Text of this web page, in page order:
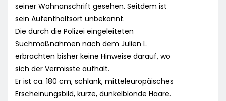
seiner Wohnanschrift gesehen. Seitdem ist
sein Aufenthaltsort unbekannt.
Die durch die Polizei eingeleiteten
Suchmaßnahmen nach dem Julien L.
erbrachten bisher keine Hinweise darauf, wo
sich der Vermisste aufhält.
Er ist ca. 180 cm, schlank, mitteleuropäisches
Erscheinungsbild, kurze, dunkelblonde Haare.